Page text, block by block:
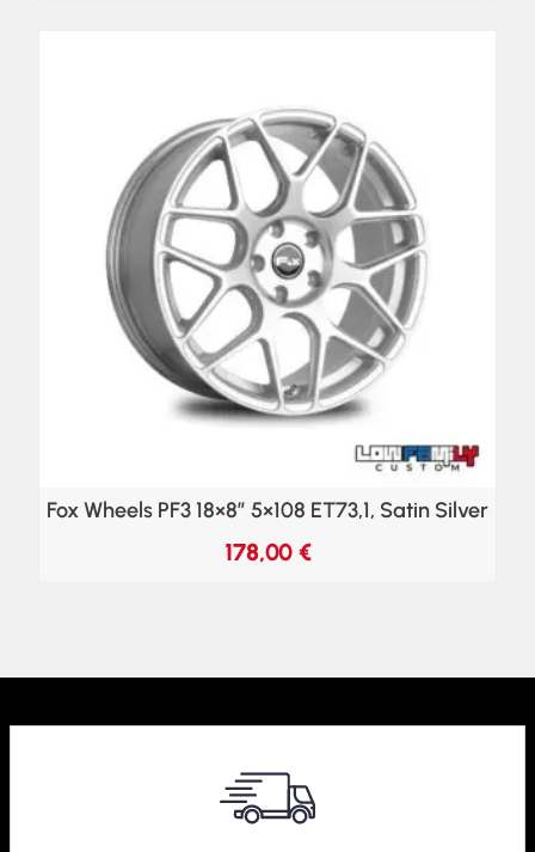
Fox Wheels PF3 18×8″ 5×108 ET73,1, Satin Silver
178,00 €